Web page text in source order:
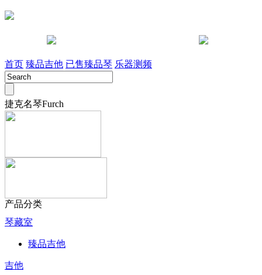
首页 臻品吉他 已售臻品琴 乐器测频
捷克名琴Furch
产品分类
琴藏室
臻品吉他
吉他